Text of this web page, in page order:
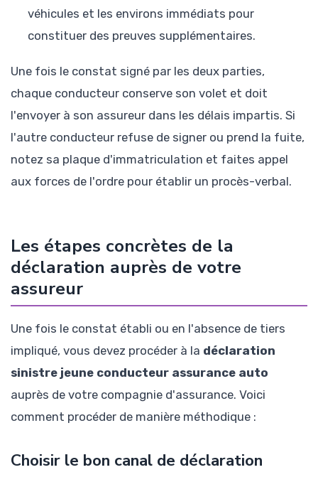
véhicules et les environs immédiats pour
constituer des preuves supplémentaires.
Une fois le constat signé par les deux parties,
chaque conducteur conserve son volet et doit
l'envoyer à son assureur dans les délais impartis. Si
l'autre conducteur refuse de signer ou prend la fuite,
notez sa plaque d'immatriculation et faites appel
aux forces de l'ordre pour établir un procès-verbal.
Les étapes concrètes de la
déclaration auprès de votre
assureur
Une fois le constat établi ou en l'absence de tiers
impliqué, vous devez procéder à la déclaration
sinistre jeune conducteur assurance auto
auprès de votre compagnie d'assurance. Voici
comment procéder de manière méthodique :
Choisir le bon canal de déclaration